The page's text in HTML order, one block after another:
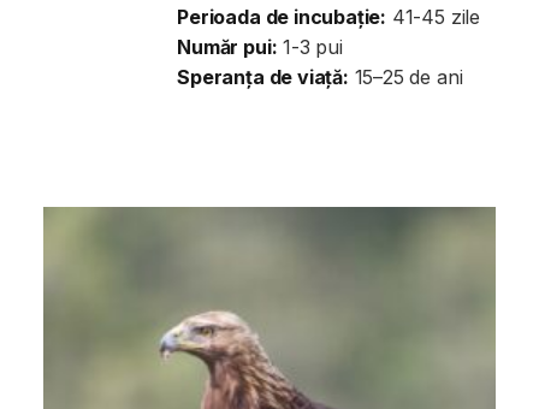
Perioada de incubație: 41-45 zile
Număr pui: 1-3 pui
Speranța de viață: 15–25 de ani